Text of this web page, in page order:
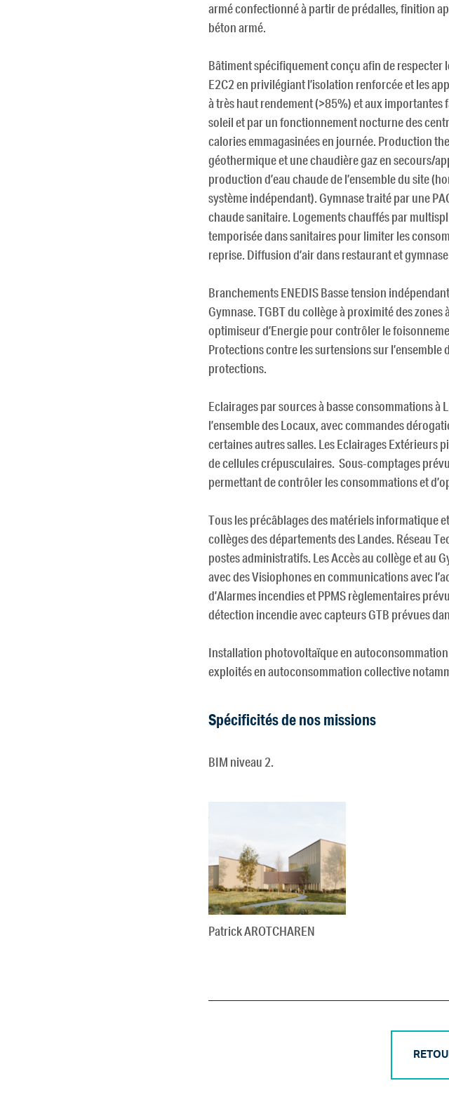
armé confectionné à partir de prédalles, finition
béton armé.
Bâtiment spécifiquement conçu afin de
E2C2 en privilégiant l’isolation renforcée et les
à très haut rendement (>85%) et aux importantes
soleil et par un fonctionnement nocturne des
calories emmagasinées en journée. Production
géothermique et une chaudière gaz en secours/
production d’eau chaude de l’ensemble du site
système indépendant). Gymnase traité par une
chaude sanitaire. Logements chauffés par
temporisée dans sanitaires pour limiter les
reprise. Diffusion d’air dans restaurant et
Branchements ENEDIS Basse tension
Gymnase. TGBT du collège à proximité des
optimiseur d’Energie pour contrôler le
Protections contre les surtensions sur
protections.
Eclairages par sources à basse consommations à
l’ensemble des Locaux, avec commandes
certaines autres salles. Les Eclairages Extérieurs
de cellules crépusculaires. Sous-comptages
permettant de contrôler les consommations et
Tous les précâblages des matériels informatique
collèges des départements des Landes. Réseau
postes administratifs. Les Accès au collège et au
avec des Visiophones en communications avec
d’Alarmes incendies et PPMS règlementaires
détection incendie avec capteurs GTB prévues
Installation photovoltaïque en
exploités en autoconsommation collective
Spécificités de nos missions
BIM niveau 2.
Patrick AROTCHAREN